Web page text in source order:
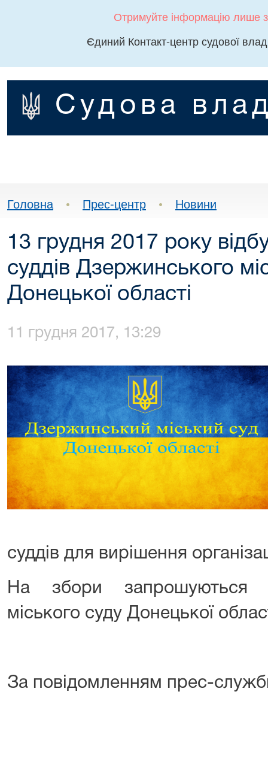
Отримуйте інформацію лише
Єдиний Контакт-центр судової
Судова
Головна • Прес-центр • Новини
13 грудня 2017 року
суддів Дзержинського
Донецької області
11 грудня 2017, 13:29
суддів для вирішення
На збори запрошуються
міського суду Донецької
За повідомленням прес-